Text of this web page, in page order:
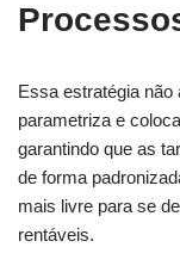
Essa estratégia
parametriza e
garantindo que as
de forma
mais livre para se
rentáveis.